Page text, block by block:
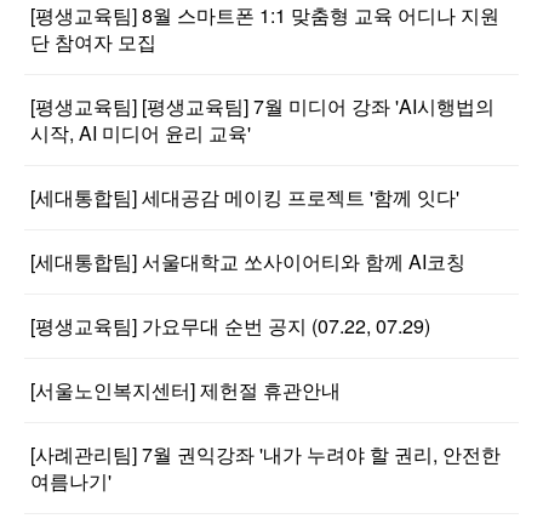
[평생교육팀] 8월 스마트폰 1:1 맞춤형 교육 어디나 지원
단 참여자 모집
[평생교육팀] [평생교육팀] 7월 미디어 강좌 'AI시행법의
시작, AI 미디어 윤리 교육'
[세대통합팀] 세대공감 메이킹 프로젝트 '함께 잇다'
[세대통합팀] 서울대학교 쏘사이어티와 함께 AI코칭
[평생교육팀] 가요무대 순번 공지 (07.22, 07.29)
[서울노인복지센터] 제헌절 휴관안내
[사례관리팀] 7월 권익강좌 '내가 누려야 할 권리, 안전한
여름나기'